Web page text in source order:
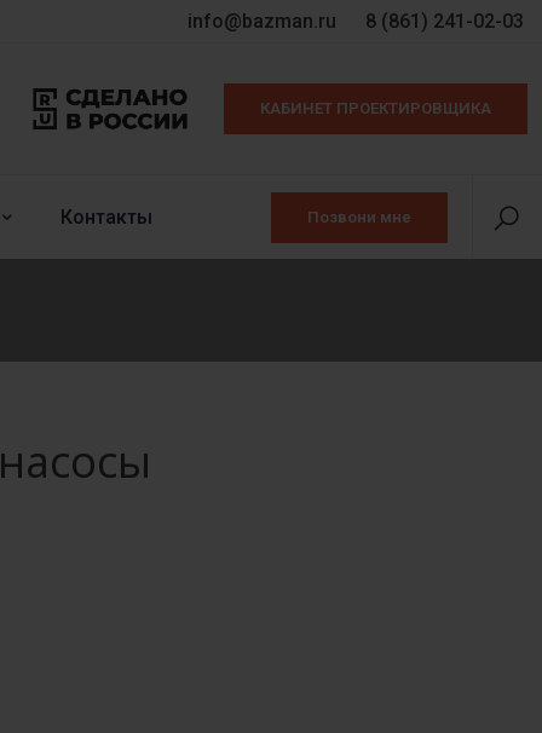
info@bazman.ru 8 (861) 241-02-03
КАБИНЕТ ПРОЕКТИРОВЩИКА
Контакты Позвони мне